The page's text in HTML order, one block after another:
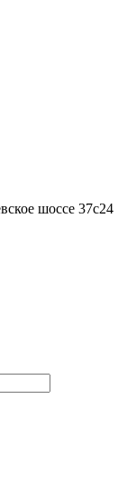
шоссе 37с24